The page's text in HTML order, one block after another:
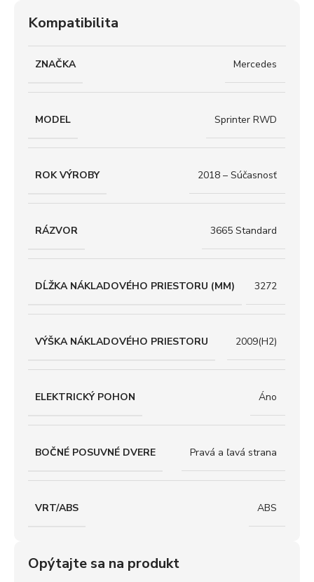
Kompatibilita
ZNAČKA Mercedes
MODEL Sprinter RWD
ROK VÝROBY 2018 – Súčasnosť
RÁZVOR 3665 Standard
DĹŽKA NÁKLADOVÉHO PRIESTORU (MM) 3272
VÝŠKA NÁKLADOVÉHO PRIESTORU 2009(H2)
ELEKTRICKÝ POHON Áno
BOČNÉ POSUVNÉ DVERE Pravá a ľavá strana
VRT/ABS ABS
Opýtajte sa na produkt